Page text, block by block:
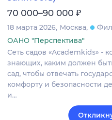
70 000–90 000 ₽
18 марта 2026 Москва
ОАНО "Перспектива"
Сеть садов «Academkids» -
знающих, каким должен
сад, чтобы отвечать
комфорту и безопасности
и…